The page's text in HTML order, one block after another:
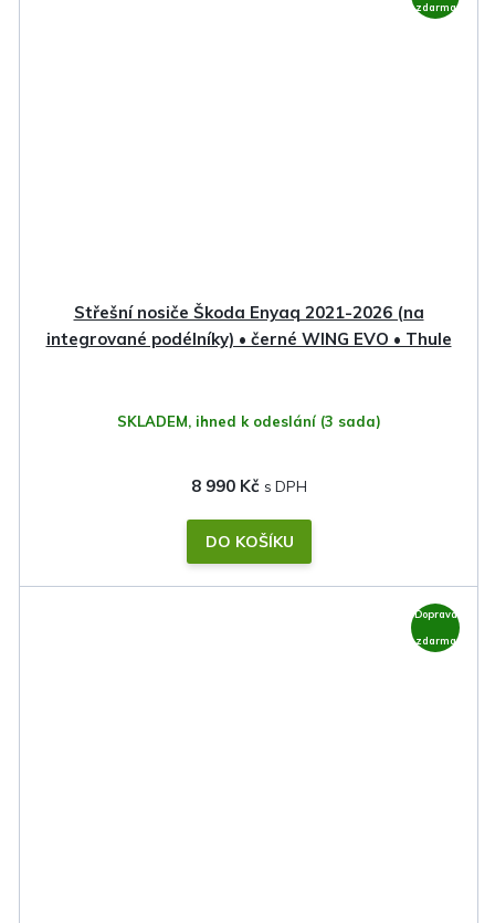
zdarma
Střešní nosiče Škoda Enyaq 2021-2026 (na
integrované podélníky) • černé WING EVO • Thule
SKLADEM, ihned k odeslání (3 sada)
8 990 Kč
DO KOŠÍKU
Doprava
zdarma